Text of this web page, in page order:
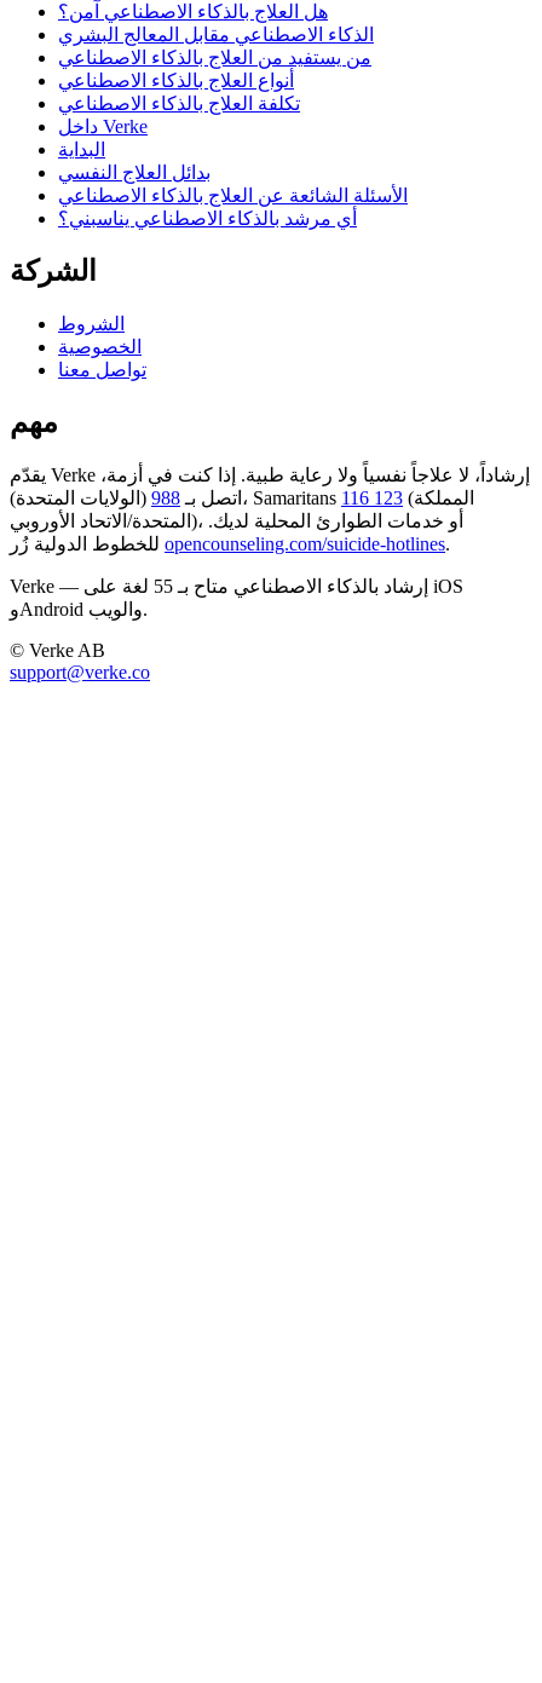
هل العلاج بالذكاء الاصطناعي آمن؟
الذكاء الاصطناعي مقابل المعالج البشري
من يستفيد من العلاج بالذكاء الاصطناعي
أنواع العلاج بالذكاء الاصطناعي
تكلفة العلاج بالذكاء الاصطناعي
داخل Verke
البداية
بدائل العلاج النفسي
الأسئلة الشائعة عن العلاج بالذكاء الاصطناعي
أي مرشد بالذكاء الاصطناعي يناسبني؟
الشركة
الشروط
الخصوصية
تواصل معنا
مهم
يقدّم Verke إرشاداً، لا علاجاً نفسياً ولا رعاية طبية. إذا كنت في أزمة،
اتصل بـ 988 (الولايات المتحدة)، Samaritans 116 123 (المملكة
المتحدة/الاتحاد الأوروبي)، أو خدمات الطوارئ المحلية لديك.
للخطوط الدولية زُر opencounseling.com/suicide-hotlines.
Verke — إرشاد بالذكاء الاصطناعي متاح بـ 55 لغة على iOS
وAndroid والويب.
© Verke AB
support@verke.co